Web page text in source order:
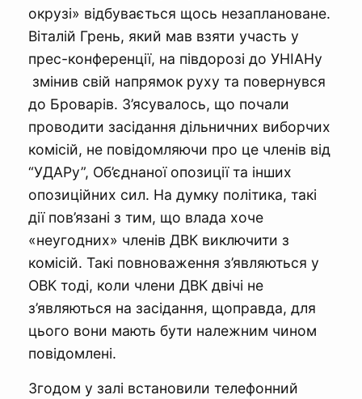
окрузі» відбувається щось незаплановане.
Віталій Грень, який мав взяти участь у
прес-конференції, на півдорозі до УНІАНу
змінив свій напрямок руху та повернувся
до Броварів. З’ясувалось, що почали
проводити засідання дільничних виборчих
комісій, не повідомляючи про це членів від
“УДАРу”, Об’єднаної опозиції та інших
опозиційних сил. На думку політика, такі
дії пов’язані з тим, що влада хоче
«неугодних» членів ДВК виключити з
комісій. Такі повноваження з’являються у
ОВК тоді, коли члени ДВК двічі не
з’являються на засідання, щоправда, для
цього вони мають бути належним чином
повідомлені.
Згодом у залі встановили телефонний